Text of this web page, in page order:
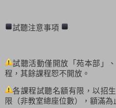
試聽注意事項
試聽活動僅開放「苑本部」
程，其餘課程恕不開放。
各課程試聽名額有限，以招
限（非教室總座位數），額滿為